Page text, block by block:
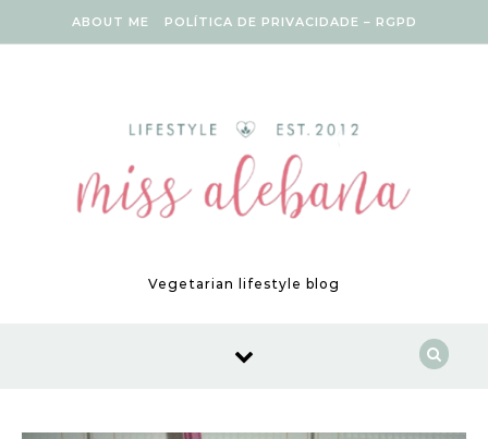
ABOUT ME POLÍTICA DE PRIVACIDADE – RGPD
Vegetarian lifestyle blog